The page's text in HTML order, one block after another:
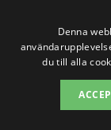
Genom att
kan du
Denna
du till alla